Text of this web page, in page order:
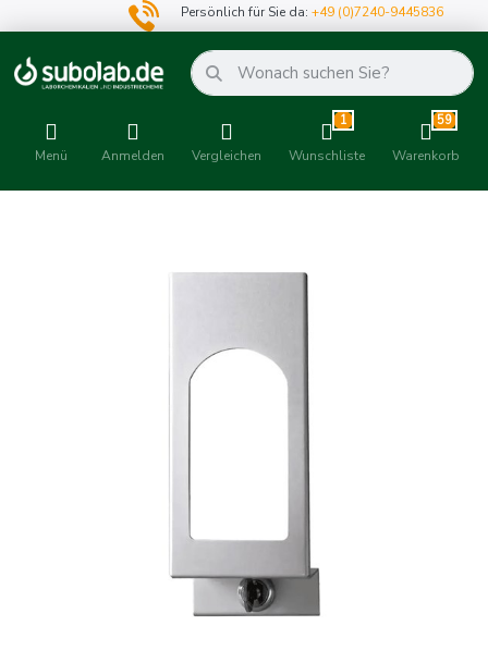
Persönlich für Sie da:+49 (0)7240-9445836
Menü Anmelden Vergleichen
1
Wunschliste
59
Warenkorb